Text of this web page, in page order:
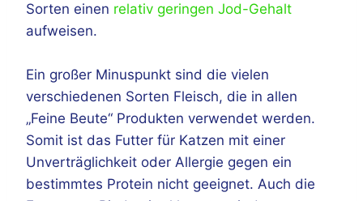
Sorten einen relativ geringen Jod-Gehalt
aufweisen.
Ein großer Minuspunkt sind die vielen
verschiedenen Sorten Fleisch, die in allen
„Feine Beute“ Produkten verwendet werden.
Somit ist das Futter für Katzen mit einer
Unverträglichkeit oder Allergie gegen ein
bestimmtes Protein nicht geeignet. Auch die